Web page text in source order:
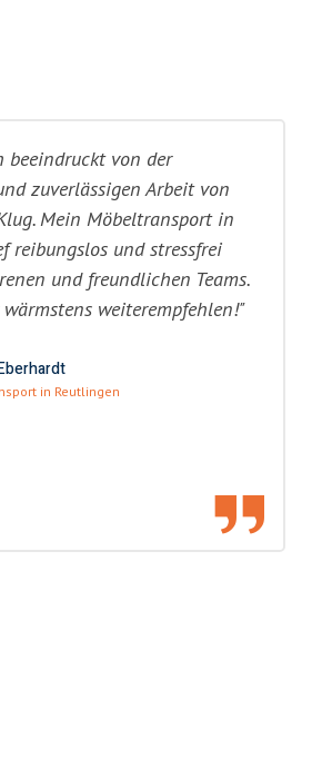
von der
zuverlässigen Arbeit von
Mein Möbeltransport in
reibungslos und stressfrei
und freundlichen Teams.
weiterempfehlen!"
in Reutlingen